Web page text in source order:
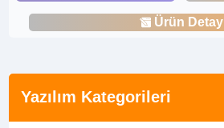
Yazılım Kategorileri
Ürün Detay